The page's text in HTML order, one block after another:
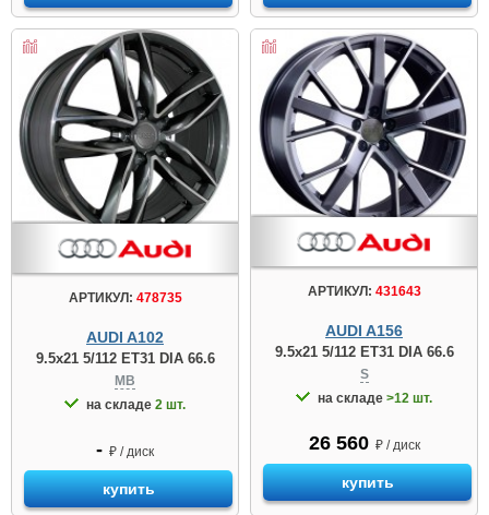
АРТИКУЛ: 478735
AUDI A102
9.5x21 5/112 ET31 DIA 66.6
MB
на складе 2 шт.
- ₽ / диск
купить
АРТИКУЛ: 431643
AUDI A156
9.5x21 5/112 ET31 DIA 66.6
S
на складе >12 шт.
26 560 ₽ / диск
купить